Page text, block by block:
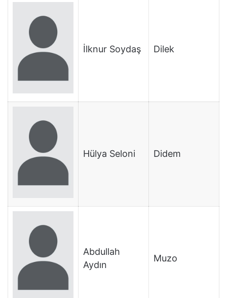
İlknur Soydaş Dilek
Hülya Seloni Didem
Abdullah
Aydın
Muzo